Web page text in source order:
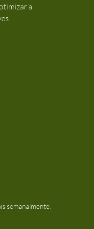
a
semanalmente.